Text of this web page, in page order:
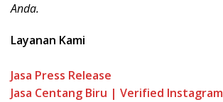
Anda.
Layanan Kami
Jasa Press Release
Jasa Centang Biru | Verified Instagram